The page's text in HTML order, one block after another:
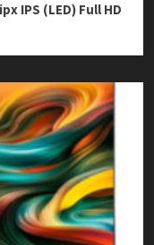
IPS (LED) Full HD